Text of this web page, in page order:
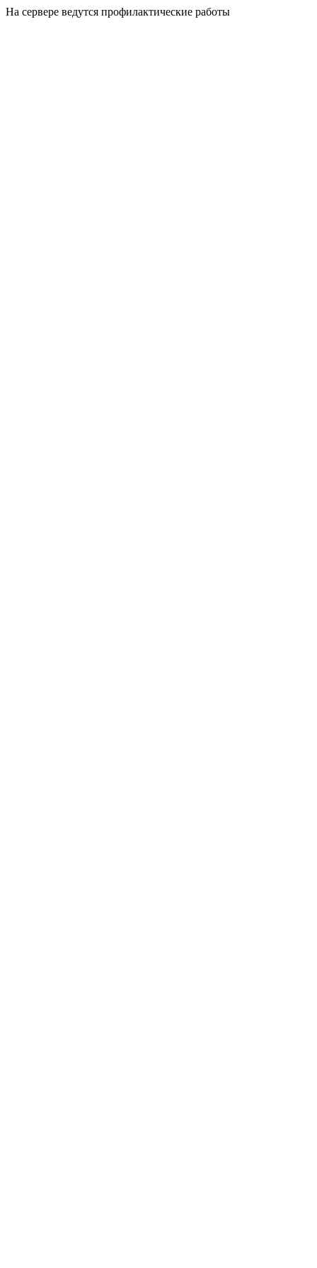
На сервере ведутся профилактические работы